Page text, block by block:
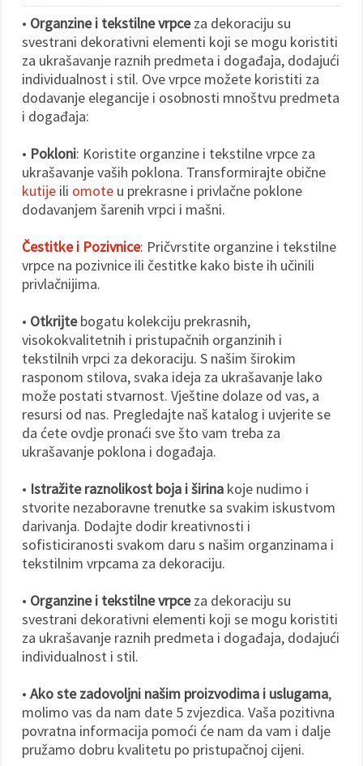
• Organzine i tekstilne vrpceza dekoraciju su
svestrani dekorativni elementi koji se mogu koristiti
za ukrašavanje raznih predmeta i događaja, dodajući
individualnost i stil. Ove vrpce možete koristiti za
dodavanje elegancije i osobnosti mnoštvu predmeta
i događaja:
• Pokloni: Koristite organzine i tekstilne vrpce za
ukrašavanje vaših poklona. Transformirajte obične
kutije ili omote u prekrasne i privlačne poklone
dodavanjem šarenih vrpci i mašni.
Čestitke i Pozivnice: Pričvrstite organzine i tekstilne
vrpce na pozivnice ili čestitke kako biste ih učinili
privlačnijima.
• Otkrijtebogatu kolekciju prekrasnih,
visokokvalitetnih i pristupačnih organzinih i
tekstilnih vrpci za dekoraciju. S našim širokim
rasponom stilova, svaka ideja za ukrašavanje lako
može postati stvarnost. Vještine dolaze od vas, a
resursi od nas. Pregledajte naš katalog i uvjerite se
da ćete ovdje pronaći sve što vam treba za
ukrašavanje poklona i događaja.
• Istražite raznolikost boja i širina koje nudimo i
stvorite nezaboravne trenutke sa svakim iskustvom
darivanja. Dodajte dodir kreativnosti i
sofisticiranosti svakom daru s našim organzinama i
tekstilnim vrpcama za dekoraciju.
• Organzine i tekstilne vrpceza dekoraciju su
svestrani dekorativni elementi koji se mogu koristiti
za ukrašavanje raznih predmeta i događaja, dodajući
individualnost i stil.
• Ako ste zadovoljni našim proizvodima i uslugama,
molimo vas da nam date 5 zvjezdica. Vaša pozitivna
povratna informacija pomoći će nam da vam i dalje
pružamo dobru kvalitetu po pristupačnoj cijeni.